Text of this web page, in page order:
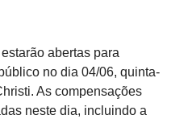
abertas para
no dia 04/06, quinta-
As compensações
neste dia, incluindo a